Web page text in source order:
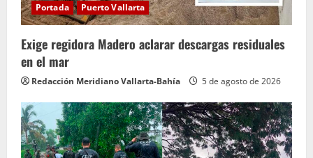
Portada Puerto Vallarta
Exige regidora Madero aclarar descargas residuales
en el mar
Redacción Meridiano Vallarta-Bahía 5 de agosto de 2026